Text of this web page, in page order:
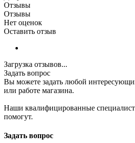
Отзывы
Отзывы
Нет оценок
Оставить отзыв
Загрузка отзывов...
Задать вопрос
Вы можете задать любой
или работе магазина.
Наши квалифицированные
помогут.
Задать вопрос